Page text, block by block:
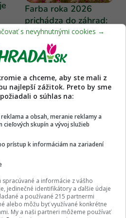
Farba roka 2026
prichádza do záhrad:
Týchto 6 rastlín
premení vaše záhony
na rozprávku
a chceme, aby ste mali z
najlepší zážitok. Preto by sme
o súhlas na:
a obsah, meranie reklamy a
cieľových skupín a vývoj služieb
prístup k informáciám na zariadení
a informácie z vášho
jedinečné identifikátory a ďalšie údaje
a používané 215 partnermi
alebo môžu byť využívané konkrétne
My a naši partneri môžeme používať